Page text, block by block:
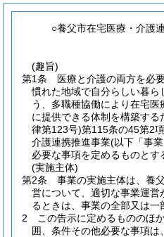
○養父市在宅医療・介護
(趣旨)
第1条
医療と介護の両方を必
慣れた地域で自分らしい暮ら
う、多職種協働により在宅
に提供できる体制を構築する
律第123号)第115条の45第2
介護連携推進事業(以下「事
必要な事項を定めるものとす
(実施主体)
第2条
事業の実施主体は、養
営について、適切な事業運
るときは、事業の全部又は一
2
この告示に定めるもののほ
囲、条件その他必要な事項